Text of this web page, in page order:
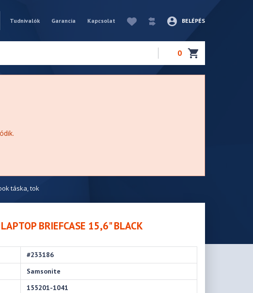
Tudnivalók Garancia Kapcsolat BELÉPÉS
0
táska, tok
BRIEFCASE 15,6" BLACK
#233186
Samsonite
155201-1041